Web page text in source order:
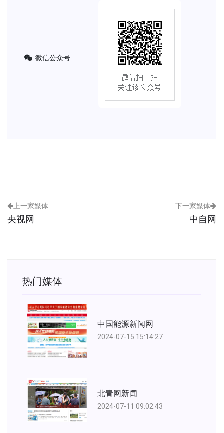
微信公众号
上一家媒体
央视网
下一家媒体
中自网
热门媒体
中国能源新闻网
2024-07-15 15:14:27
北青网新闻
2024-07-11 09:02:43